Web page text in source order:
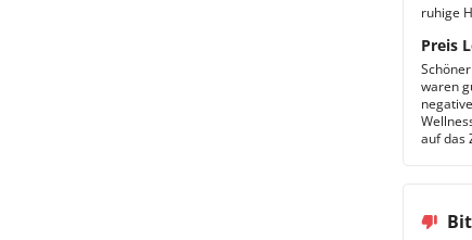
ruhige
Preis
waren
auf das